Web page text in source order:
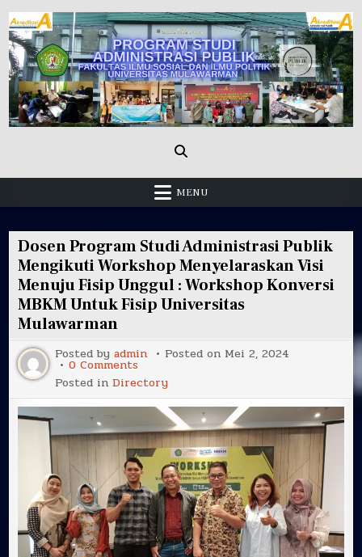
Skip
to
content
Administrasi Publik Fisip Unmul
MENU
Dosen Program Studi Administrasi Publik
Mengikuti Workshop Menyelaraskan Visi
Menuju Fisip Unggul : Workshop Konversi
MBKM Untuk Fisip Universitas
Mulawarman
Posted byadmin Posted on Mei 2, 2024
0 Comments
Dosen
Program
Studi
Administrasi
Publik
Mengikuti
Workshop
Menyelaraskan
Visi
Menuju
Fisip
Unggul
:
Workshop
Konversi
MBKM
Posted inDirectory